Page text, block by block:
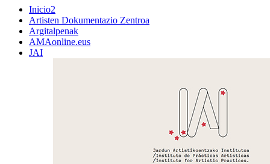
Inicio2
Artisten Dokumentazio Zentroa
Argitalpenak
AMAonline.eus
JAI